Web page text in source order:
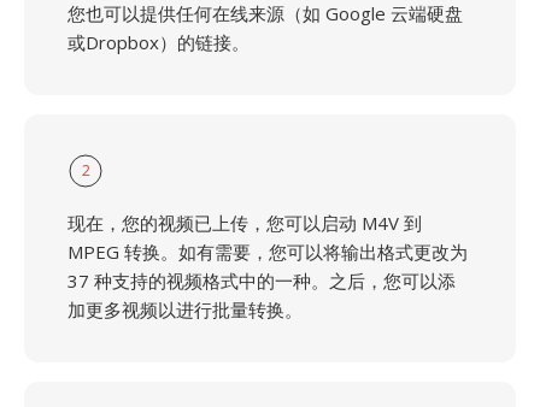
您也可以提供任何在线来源（如 Google 云端硬盘
或Dropbox）的链接。
2
现在，您的视频已上传，您可以启动 M4V 到
MPEG 转换。如有需要，您可以将输出格式更改为
37 种支持的视频格式中的一种。之后，您可以添
加更多视频以进行批量转换。